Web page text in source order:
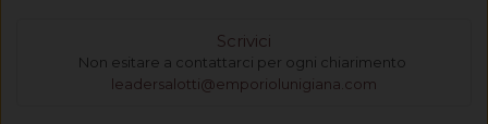
Scrivici
Non esitare a contattarci per ogni chiarimento
leadersalotti@emporiolunigiana.com